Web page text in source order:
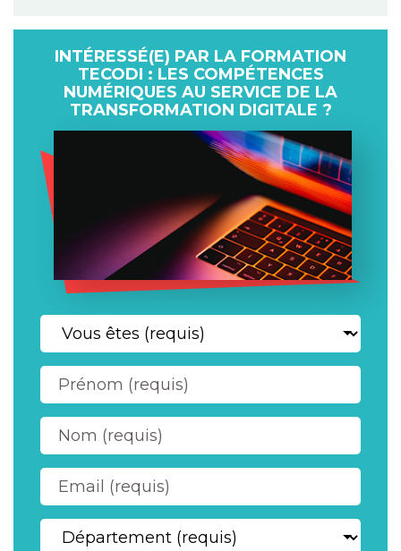
INTÉRESSÉ(E) PAR LA FORMATION
TECODI : LES COMPÉTENCES
NUMÉRIQUES AU SERVICE DE LA
TRANSFORMATION DIGITALE ?